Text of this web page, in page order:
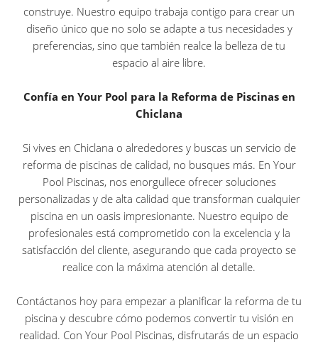
construye. Nuestro equipo trabaja contigo para crear un
diseño único que no solo se adapte a tus necesidades y
preferencias, sino que también realce la belleza de tu
espacio al aire libre.
Confía en Your Pool para la Reforma de Piscinas en
Chiclana
Si vives en Chiclana o alrededores y buscas un servicio de
reforma de piscinas de calidad, no busques más. En Your
Pool Piscinas, nos enorgullece ofrecer soluciones
personalizadas y de alta calidad que transforman cualquier
piscina en un oasis impresionante. Nuestro equipo de
profesionales está comprometido con la excelencia y la
satisfacción del cliente, asegurando que cada proyecto se
realice con la máxima atención al detalle.
Contáctanos hoy para empezar a planificar la reforma de tu
piscina y descubre cómo podemos convertir tu visión en
realidad. Con Your Pool Piscinas, disfrutarás de un espacio